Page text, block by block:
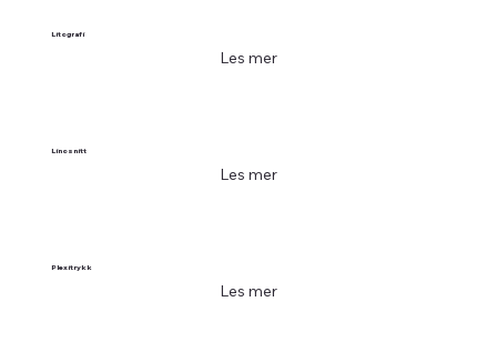
Litografi
Les mer
Linosnitt
Les mer
Plexitrykk
Les mer